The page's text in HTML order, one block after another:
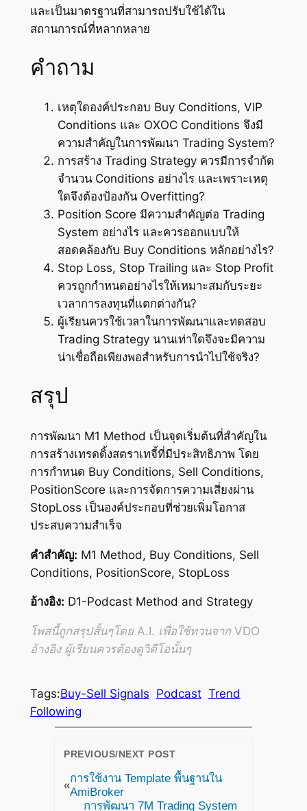
และเป็นมาตรฐานที่สามารถปรับใช้ได้ใน
สถานการณ์ที่หลากหลาย
คำถาม
เหตุใดองค์ประกอบ Buy Conditions, VIP
Conditions และ OXOC Conditions จึงมี
ความสำคัญในการพัฒนา Trading System?
การสร้าง Trading Strategy ควรมีการจำกัด
จำนวน Conditions อย่างไร และเพราะเหตุ
ใดจึงต้องป้องกัน Overfitting?
Position Score มีความสำคัญต่อ Trading
System อย่างไร และควรออกแบบให้
สอดคล้องกับ Buy Conditions หลักอย่างไร?
Stop Loss, Stop Trailing และ Stop Profit
ควรถูกกำหนดอย่างไรให้เหมาะสมกับระยะ
เวลาการลงทุนที่แตกต่างกัน?
ผู้เรียนควรใช้เวลาในการพัฒนาและทดสอบ
Trading Strategy นานเท่าใดจึงจะมีความ
น่าเชื่อถือเพียงพอสำหรับการนำไปใช้จริง?
สรุป
การพัฒนา M1 Method เป็นจุดเริ่มต้นที่สำคัญใน
การสร้างเทรดดิ้งสตราเทจี้ที่มีประสิทธิภาพ โดย
การกำหนด Buy Conditions, Sell Conditions,
PositionScore และการจัดการความเสี่ยงผ่าน
StopLoss เป็นองค์ประกอบที่ช่วยเพิ่มโอกาส
ประสบความสำเร็จ
คำสำคัญ: M1 Method, Buy Conditions, Sell
Conditions, PositionScore, StopLoss
อ้างอิง: D1-Podcast Method and Strategy
โพสนี้ถูกสรุปสั้นๆโดย A.I. เพื่อใช้ทวนจาก VDO
อ้างอิง ผู้เรียนควรต้องดูวิดีโอนั้นๆ
Tags:Buy-Sell Signals Podcast Trend
Following
PREVIOUS/NEXT POST
«
การใช้งาน Template พื้นฐานใน
AmiBroker
การพัฒนา 7M Trading System